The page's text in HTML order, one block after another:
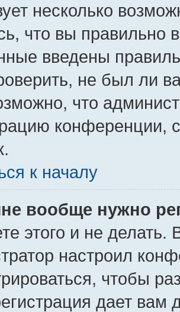
несколько
что вы правильно
введены
не был ли
что
конференции,
к началу
вообще нужно
этого и не делать.
настроил
чтобы
дает вам